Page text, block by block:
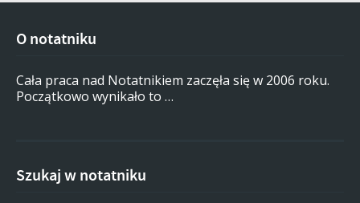
O notatniku
Cała praca nad Notatnikiem zaczęła się w 2006 roku.
Początkowo wynikało to …
Szukaj w notatniku